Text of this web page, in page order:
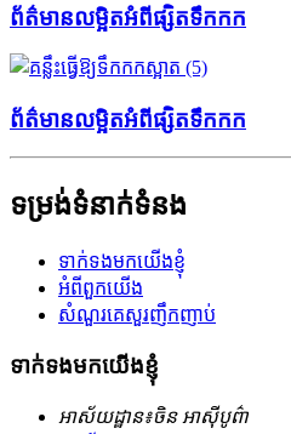
ព័ត៌មានលម្អិតអំពីផ្សិតទឹកកក
ព័ត៌មានលម្អិតអំពីផ្សិតទឹកកក
ទម្រង់ទំនាក់ទំនង
ទាក់ទងមកយើងខ្ញុំ
អំពីពួកយើង
សំណួរគេសួរញឹកញាប់
ទាក់ទងមកយើងខ្ញុំ
អាស័យដ្ឋាន៖ចិន អាស៊ីបូព៌ា